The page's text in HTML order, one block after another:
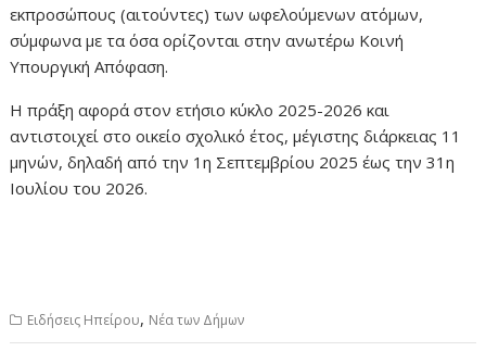
εκπροσώπους (αιτούντες) των ωφελούμενων ατόμων,
σύμφωνα με τα όσα ορίζονται στην ανωτέρω Κοινή
Υπουργική Απόφαση.
Η πράξη αφορά στον ετήσιο κύκλο 2025-2026 και
αντιστοιχεί στο οικείο σχολικό έτος, μέγιστης διάρκειας 11
μηνών, δηλαδή από την 1η Σεπτεμβρίου 2025 έως την 31η
Ιουλίου του 2026.
Ειδήσεις Ηπείρου, Νέα των Δήμων